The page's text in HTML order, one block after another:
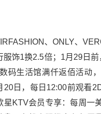
、ONLY、
饰1换2.5倍；1月29日
码生活馆满仟返佰活动
20日，每日12:00前观看
KTV会员专享：每周一